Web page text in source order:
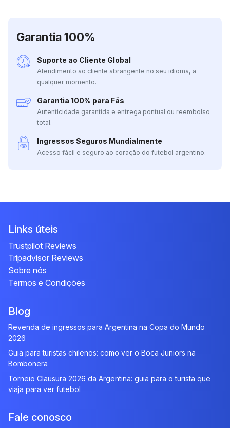
Garantia 100%
Suporte ao Cliente Global
Atendimento ao cliente abrangente no seu idioma, a
qualquer momento.
Garantia 100% para Fãs
Autenticidade garantida e entrega pontual ou reembolso
total.
Ingressos Seguros Mundialmente
Acesso fácil e seguro ao coração do futebol argentino.
Links úteis
Trustpilot Reviews
Tripadvisor Reviews
Sobre nós
Termos e Condições
Blog
Revenda de ingressos para Argentina na Copa do Mundo
2026
Guia para turistas chilenos: como ver o Boca Juniors na
Bombonera
Torneio Clausura 2026 da Argentina: guia para o turista que
viaja para ver futebol
Fale conosco